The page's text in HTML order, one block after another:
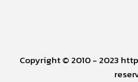
Copyright © 2010 - 2023